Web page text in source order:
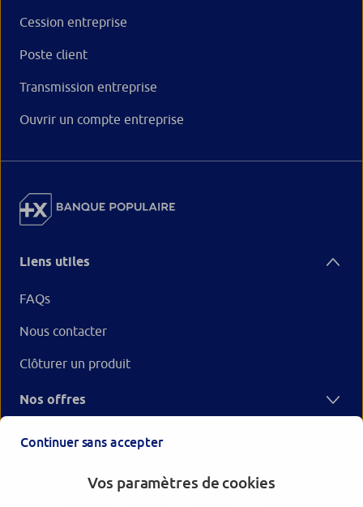
Cession entreprise
Poste client
Transmission entreprise
Ouvrir un compte entreprise
Liens utiles
FAQs
Nous contacter
Clôturer un produit
Nos offres
Continuer sans accepter
Vos paramètres de cookies